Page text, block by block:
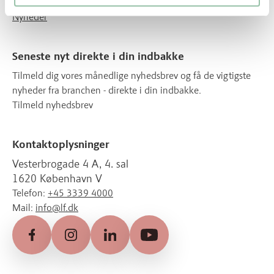
Nyheder
Seneste nyt direkte i din indbakke
Tilmeld dig vores månedlige nyhedsbrev og få de vigtigste
nyheder fra branchen - direkte i din indbakke.
Tilmeld nyhedsbrev
Kontaktoplysninger
Vesterbrogade 4 A, 4. sal
1620 København V
Telefon: +45 3339 4000
Mail: info@lf.dk
FacebookInstagramLinkedIn YouTube